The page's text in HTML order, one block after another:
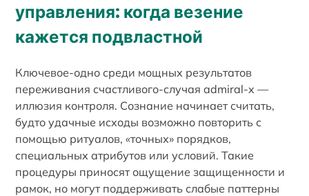
управления: когда везение
кажется подвластной
Ключевое-одно среди мощных результатов
переживания счастливого-случая admiral-x —
иллюзия контроля. Сознание начинает считать,
будто удачные исходы возможно повторить с
помощью ритуалов, «точных» порядков,
специальных атрибутов или условий. Такие
процедуры приносят ощущение защищенности и
рамок, но могут поддерживать слабые паттерны